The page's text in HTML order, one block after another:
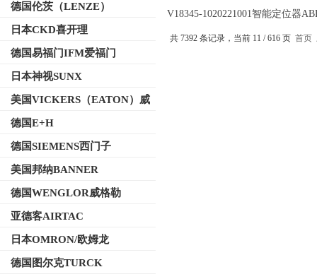
德国伦茨（LENZE）
日本CKD喜开理
德国易福门IFM爱福门
日本神视SUNX
美国VICKERS（EATON）威
格士
德国E+H
德国SIEMENS西门子
美国邦纳BANNER
德国WENGLOR威格勒
亚德客AIRTAC
日本OMRON/欧姆龙
德国图尔克TURCK
V18345-1020221001智能定位器
共 7392 条记录，当前 11 / 616 页 首页